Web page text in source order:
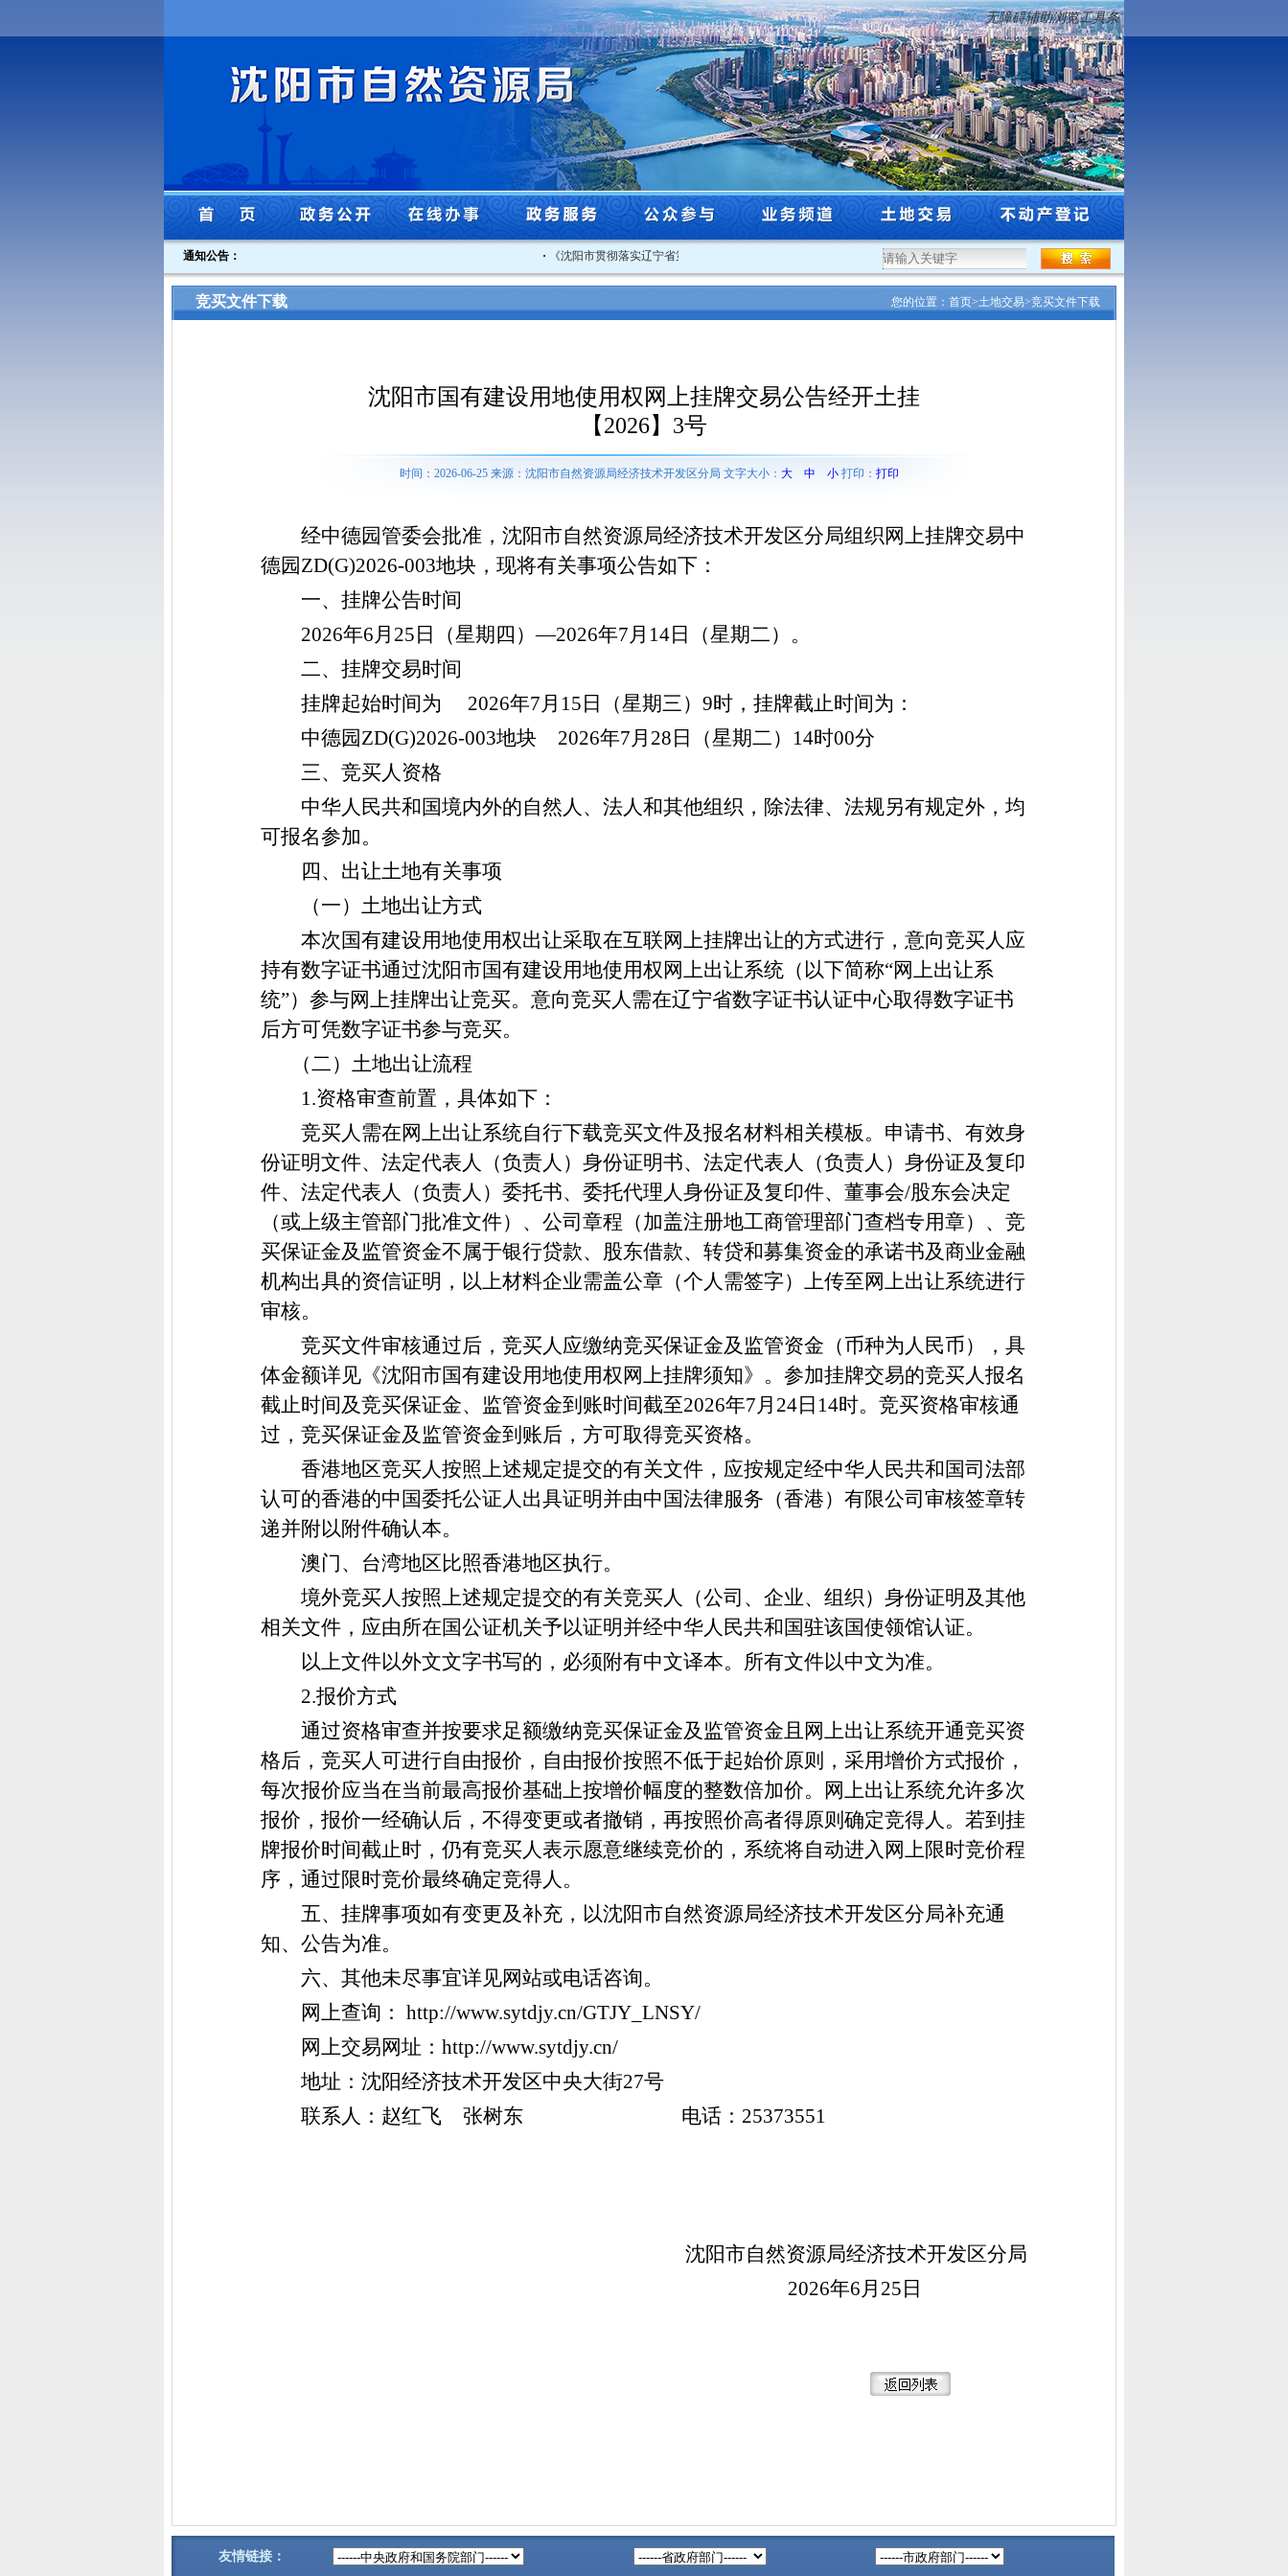
无障碍辅助浏览工具条
通知公告： 《沈阳市贯彻落实辽宁省第一生态环境保护督察组督察反馈意见... 沈阳市自然资源局关于公布沈阳市辖区2026年标定地价更新成果...
竞买文件下载 您的位置： 首页>土地交易>竞买文件下载
沈阳市国有建设用地使用权网上挂牌交易公告经开土挂
【2026】3号
时间：2026-06-25 来源：沈阳市自然资源局经济技术开发区分局 文字大小： 大 中 小打印： 打印
经中德园管委会批准，沈阳市自然资源局经济技术开发区分局组织网上挂牌交易中
德园ZD(G)2026-003地块 ，现将有关事项公告如下：
一、挂牌公告时间
2026年6月 25 日（星期四 ）—2026年7月 14日（星期二）。
二、挂牌交易时间
挂牌起始时间为 2026年7月 15 日（星期三） 9时 ， 挂牌截止时间为：
中德园ZD(G)2026-003地块 2026年7月 28 日（星期二） 14时00分
三、竞买人资格
中华人民共和国境内外的自然人、法人和其他组织，除法律、法规另有规定外，均
可报名参加。
四、出让土地有关事项
（一）土地出让方式
本次国有建设用地使用权出让采取在互联网上挂牌出让的方式进行，意向竞买人应
持有数字证书通过沈阳市国有建设用地使用权网上出让系统（以下简称“网上出让系
统”）参与网上挂牌出让竞买。意向竞买人需在辽宁省数字证书认证中心取得数字证书
后方可凭数字证书参与竞买。
（二）土地出让流程
1.资格审查前置，具体如下：
竞买人需在网上出让系统自行下载竞买文件及报名材料相关模板。申请书、有效身
份证明文件、法定代表人（负责人）身份证明书、法定代表人（负责人）身份证及复印
件、法定代表人（负责人）委托书、委托代理人身份证及复印件、董事会/股东会决定
（或上级主管部门批准文件）、公司章程（加盖注册地工商管理部门查档专用章）、竞
买保证金及监管资金不属于银行贷款、股东借款、转贷和募集资金的承诺书及商业金融
机构出具的资信证明，以上材料企业需盖公章（个人需签字）上传至网上出让系统进行
审核。
竞买文件审核通过后，竞买人应缴纳竞买保证金及监管资金（币种为人民币），具
体金额详见《沈阳市国有建设用地使用权网上挂牌须知》。参加挂牌交易的竞买人报名
截止时间及竞买保证金、监管资金到账时间截至2026年7月 24日 14时。竞买资格审核通
过，竞买保证金及监管资金到账后，方可取得竞买资格。
香港地区竞买人按照上述规定提交的有关文件，应按规定经中华人民共和国司法部
认可的香港的中国委托公证人出具证明并由中国法律服务（香港）有限公司审核签章转
递并附以附件确认本。
澳门、台湾地区比照香港地区执行。
境外竞买人按照上述规定提交的有关竞买人（公司、企业、组织）身份证明及其他
相关文件，应由所在国公证机关予以证明并经中华人民共和国驻该国使领馆认证。
以上文件以外文文字书写的，必须附有中文译本。所有文件以中文为准。
2.报价方式
通过资格审查并按要求足额缴纳竞买保证金及监管资金且网上出让系统开通竞买资
格后，竞买人可进行自由报价，自由报价按照不低于起始价原则，采用增价方式报价，
每次报价应当在当前最高报价基础上按增价幅度的整数倍加价。网上出让系统允许多次
报价，报价一经确认后，不得变更或者撤销，再按照价高者得原则确定竞得人。若到挂
牌报价时间截止时，仍有竞买人表示愿意继续竞价的，系统将自动进入网上限时竞价程
序，通过限时竞价最终确定竞得人。
五、挂牌事项如有变更及补充，以沈阳市自然资源局经济技术开发区分局补充通
知、公告为准。
六、其他未尽事宜详见网站或电话咨询。
网上查询 ： http://www.sytdjy.cn/GTJY_LNSY/
网上交易网址： http://www.sytdjy.cn/
地址：沈阳经济技术开发区中央大街27号
联系人：赵红飞
张树东 电话： 25373551
沈阳市自然资源局经济技术开发区分局
2026年6月 25 日
友情链接：